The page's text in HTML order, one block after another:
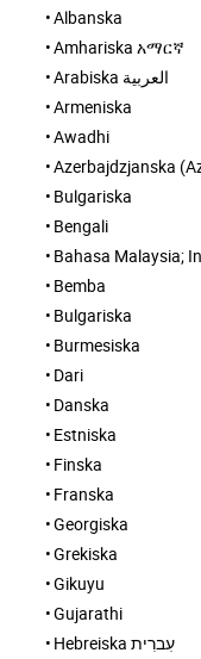
Albanska
Amhariska አማርኛ
Arabiska العربية
Armeniska
Awadhi
Azerbajdzjanska
Bulgariska
Bengali
Bahasa Malaysia;
Bemba
Bulgariska
Burmesiska
Dari
Danska
Estniska
Finska
Franska
Georgiska
Grekiska
Gikuyu
Gujarathi
Hebreiska עִברִית